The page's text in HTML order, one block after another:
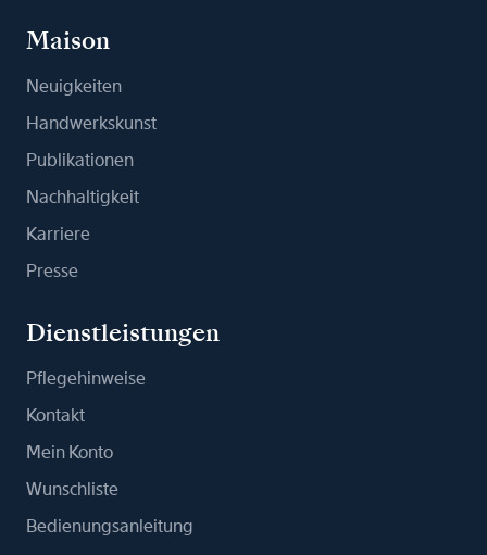
Maison
Neuigkeiten
Handwerkskunst
Publikationen
Nachhaltigkeit
Karriere
Presse
Dienstleistungen
Pflegehinweise
Kontakt
Mein Konto
Wunschliste
Bedienungsanleitung